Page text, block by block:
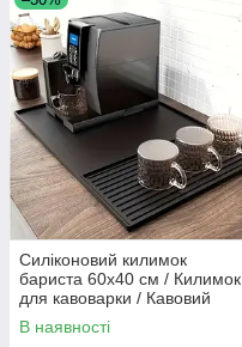
Силіконовий килимок
бариста 60х40 см / Килимок
для кавоварки / Кавовий
килимок / Килимок для
кавоварки
В наявності